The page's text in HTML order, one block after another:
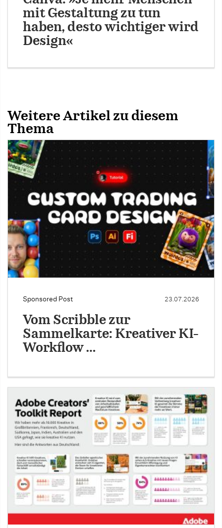
mit Gestaltung zu tun
haben, desto wichtiger wird
Design«
Weitere Artikel zu diesem
Thema
Sponsored Post 23.07.2026
Vom Scribble zur
Sammelkarte: Kreativer KI-
Workflow …